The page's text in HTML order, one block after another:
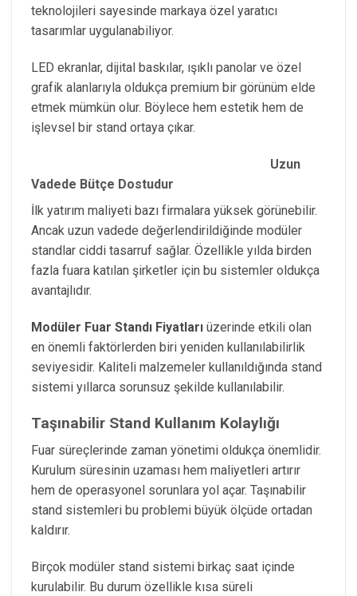
teknolojileri sayesinde markaya özel yaratıcı
tasarımlar uygulanabiliyor.
LED ekranlar, dijital baskılar, ışıklı panolar ve özel
grafik alanlarıyla oldukça premium bir görünüm elde
etmek mümkün olur. Böylece hem estetik hem de
işlevsel bir stand ortaya çıkar.
Uzun
Vadede Bütçe Dostudur
İlk yatırım maliyeti bazı firmalara yüksek görünebilir.
Ancak uzun vadede değerlendirildiğinde modüler
standlar ciddi tasarruf sağlar. Özellikle yılda birden
fazla fuara katılan şirketler için bu sistemler oldukça
avantajlıdır.
Modüler Fuar Standı Fiyatları üzerinde etkili olan
en önemli faktörlerden biri yeniden kullanılabilirlik
seviyesidir. Kaliteli malzemeler kullanıldığında stand
sistemi yıllarca sorunsuz şekilde kullanılabilir.
Taşınabilir Stand Kullanım Kolaylığı
Fuar süreçlerinde zaman yönetimi oldukça önemlidir.
Kurulum süresinin uzaması hem maliyetleri artırır
hem de operasyonel sorunlara yol açar. Taşınabilir
stand sistemleri bu problemi büyük ölçüde ortadan
kaldırır.
Birçok modüler stand sistemi birkaç saat içinde
kurulabilir. Bu durum özellikle kısa süreli